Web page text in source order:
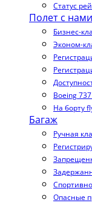
Статус
Полет с нами
Бизнес-
Эконом-
Boeing
На борту
Багаж
Ручная
Опасные